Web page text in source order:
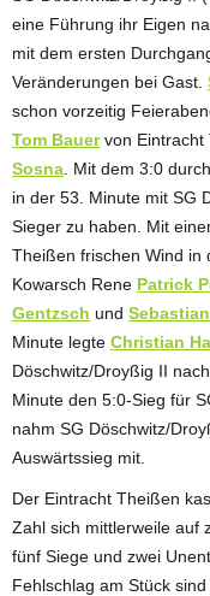
eine Führung ihr Eigen
mit dem ersten
Veränderungen bei Gast.
schon vorzeitig
Tom Bauervon Eintracht
Sosna . Mit dem 3:0 durch
in der 53. Minute mit SG
Sieger zu haben. Mit
Theißen frischen Wind in
Kowarsch Rene Patrick
Gentzsch und
Minute legte Christian
Döschwitz/Droyßig II
Minute den 5:0-Sieg für
nahm SG Döschwitz/
Auswärtssieg mit.
Der Eintracht Theißen
Zahl sich mittlerweile auf
fünf Siege und zwei
Fehlschlag am Stück